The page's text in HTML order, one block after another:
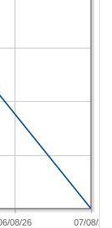
08/26 07/08/26